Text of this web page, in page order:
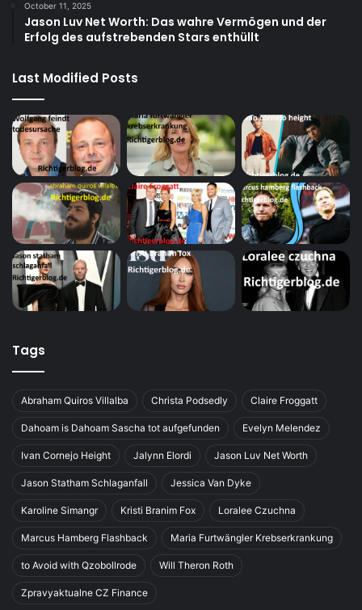
October 11, 2025
Jason Luv Net Worth: Das wahre Vermögen und der
Erfolg des aufstrebenden Stars enthüllt
Last Modified Posts
Tags
Abraham Quiros Villalba Christa Podsedly Claire Froggatt
Dahoam is Dahoam Sascha tot aufgefunden Evelyn Melendez
Ivan Cornejo Height Jalynn Elordi Jason Luv Net Worth
Jason Statham Schlaganfall Jessica Van Dyke
Karoline Simangr Kristi Branim Fox Loralee Czuchna
Marcus Hamberg Flashback Maria Furtwängler Krebserkrankung
to Avoid with Qzobollrode Will Theron Roth
Zpravyaktualne CZ Finance